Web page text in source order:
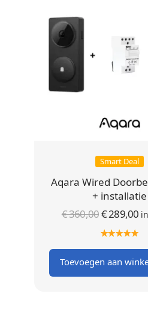
Smart Deal
Aqara Wired
+ installatie
€360,00
prijs
€
€289,00
€
Toevoegen aan